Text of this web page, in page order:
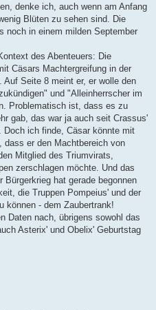
denke ich, auch wenn am Anfang
Blüten zu sehen sind. Die
noch in einem milden September
des Abenteuers: Die
Cäsars Machtergreifung in der
Seite 8 meint er, er wolle den
und "Alleinherrscher im
Problematisch ist, dass es zu
gab, das war ja auch seit Crassus'
Doch ich finde, Cäsar könnte mit
dass er den Machtbereich von
Mitglied des Triumvirats,
zerschlagen möchte. Und das
hat gerade begonnen
die Truppen Pompeius' und der
können - dem Zaubertrank!
Daten nach, übrigens sowohl das
Asterix' und Obelix' Geburtstag